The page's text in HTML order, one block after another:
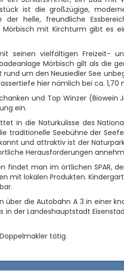
ist die großzügige,
der helle, freundliche
Mörbisch mit Kirchturm gibt es
seinen vielfältigen Freizeit-
Mörbisch gilt als die
rund um den Neusiedler See
hier nämlich bei ca. 1,70
und Top Winzer
ein.
in die Naturkulisse des
traditionelle Seebühne der
und attraktiv ist der
Herausforderungen
findet man im örtlichen SPAR,
mit lokalen Produkten.
über die Autobahn A 3 in einer
der Landeshauptstadt
tätig.